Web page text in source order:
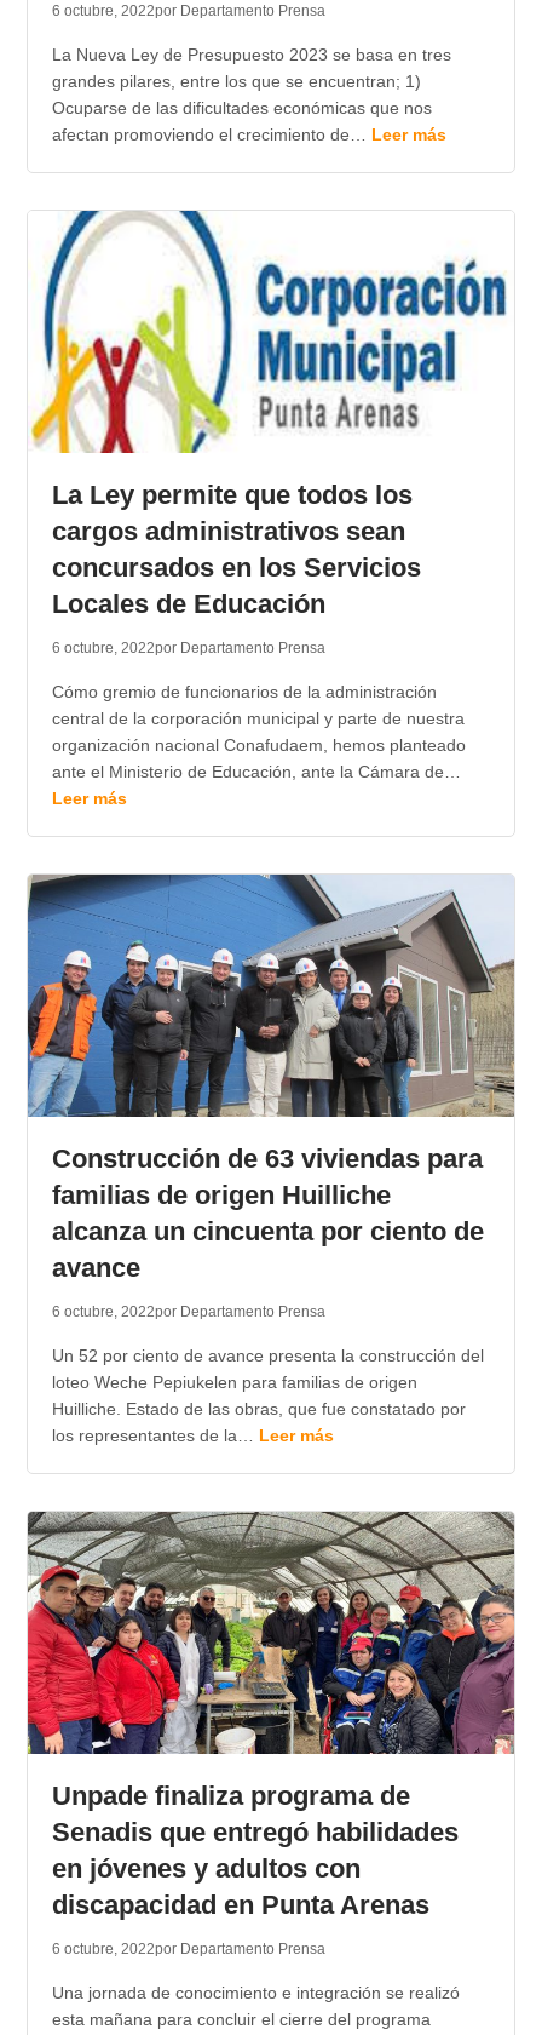
6 octubre, 2022por Departamento Prensa
La Nueva Ley de Presupuesto 2023 se basa en tres
grandes pilares, entre los que se encuentran; 1)
Ocuparse de las dificultades económicas que nos
afectan promoviendo el crecimiento de… Leer más
La Ley permite que todos los
cargos administrativos sean
concursados en los Servicios
Locales de Educación
6 octubre, 2022por Departamento Prensa
Cómo gremio de funcionarios de la administración
central de la corporación municipal y parte de nuestra
organización nacional Conafudaem, hemos planteado
ante el Ministerio de Educación, ante la Cámara de…
Leer más
Construcción de 63 viviendas para
familias de origen Huilliche
alcanza un cincuenta por ciento de
avance
6 octubre, 2022por Departamento Prensa
Un 52 por ciento de avance presenta la construcción del
loteo Weche Pepiukelen para familias de origen
Huilliche. Estado de las obras, que fue constatado por
los representantes de la… Leer más
Unpade finaliza programa de
Senadis que entregó habilidades
en jóvenes y adultos con
discapacidad en Punta Arenas
6 octubre, 2022por Departamento Prensa
Una jornada de conocimiento e integración se realizó
esta mañana para concluir el cierre del programa